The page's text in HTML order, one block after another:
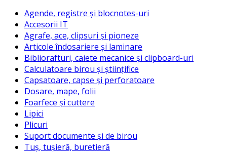
Agende, registre și blocnotes-uri
Accesorii IT
Agrafe, ace, clipsuri și pioneze
Articole îndosariere și laminare
Bibliorafturi, caiete mecanice și clipboard-uri
Calculatoare birou și științifice
Capsatoare, capse și perforatoare
Dosare, mape, folii
Foarfece și cuttere
Lipici
Plicuri
Suport documente și de birou
Tuș, tușieră, buretieră